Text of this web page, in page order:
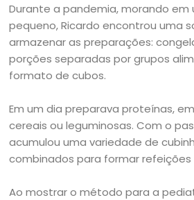
Durante a pandemia, morando
pequeno, Ricardo encontrou uma
armazenar as preparações:
porções separadas por grupos
formato de cubos.
Em um dia preparava proteínas,
cereais ou leguminosas. Com o
acumulou uma variedade de
combinados para formar
Ao mostrar o método para a